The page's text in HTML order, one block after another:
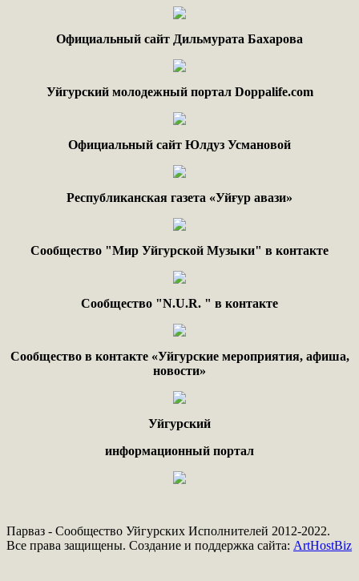
Официальный сайт Дильмурата Бахарова
Уйгурский молодежный портал Doppalife.com
Официальный сайт Юлдуз Усмановой
Республиканская газета «Уйғур авази»
Сообщество "Мир Уйгурской Музыки" в контакте
Сообщество "N.U.R. " в контакте
Сообщество в контакте «Уйгурские мероприятия, афиша,
новости»
Уйгурский
информационный портал
Парваз - Сообщество Уйгурских Исполнителей 2012-2022.
Все права защищены. Создание и поддержка сайта: ArtHostBiz